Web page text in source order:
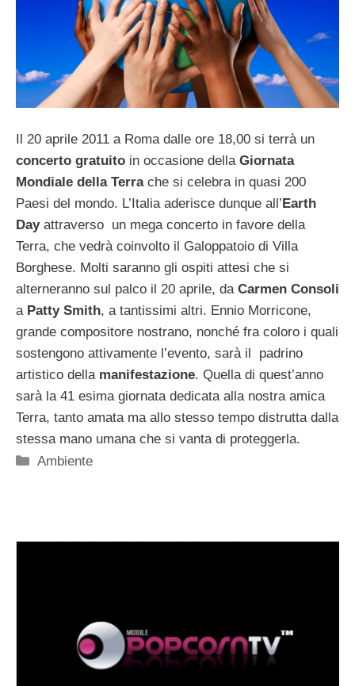
Il 20 aprile 2011 a Roma dalle ore 18,00 si terrà un
concerto gratuito in occasione della Giornata
Mondiale della Terra che si celebra in quasi 200
Paesi del mondo. L’Italia aderisce dunque all’Earth
Dayattraverso un mega concerto in favore della
Terra, che vedrà coinvolto il Galoppatoio di Villa
Borghese. Molti saranno gli ospiti attesi che si
alterneranno sul palco il 20 aprile, da Carmen Consoli
a Patty Smith, a tantissimi altri. Ennio Morricone,
grande compositore nostrano, nonché fra coloro i quali
sostengono attivamente l’evento, sarà il padrino
artistico della manifestazione. Quella di quest’anno
sarà la 41 esima giornata dedicata alla nostra amica
Terra, tanto amata ma allo stesso tempo distrutta dalla
stessa mano umana che si vanta di proteggerla.
Categorie
Ambiente